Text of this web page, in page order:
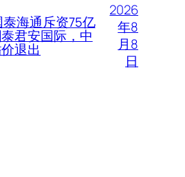
海通斥资75亿
君安国际，中
退出
2026
年8
月8
日